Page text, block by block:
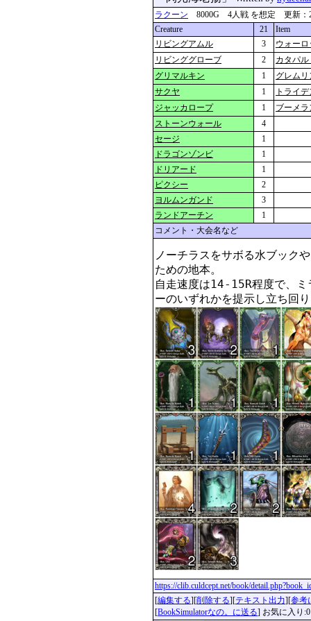
ラクーン 8000G 4人戦 を想定 更新：
Creature
21
Item
リビングアムル
3
ウォー
リビンググローブ
2
カタパル
グリマルキン
1
グレム
サクヤ
1
トライ
ジャッカロープ
1
ブーメラ
ストーンウォール
4
セージ
1
ドラゴンゾンビ
1
ドリアード
1
ピクシー
2
ヨルムンガンド
3
ランドアーチン
1
コメント・大会名など
ノーチラスをサボる水ブック
ための地本。
自走速度は14-15R程度で、ミ
ーのいずれかを提示し立ち回
https://clib.culdcept.net/book/
[編集する][削除する][テキスト出力][参考
[BookSimulatorなの。に送る] お気に入り:0